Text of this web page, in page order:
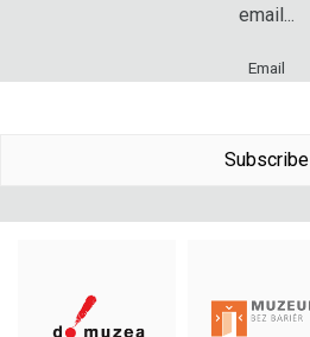
email...
Email
Subscribe